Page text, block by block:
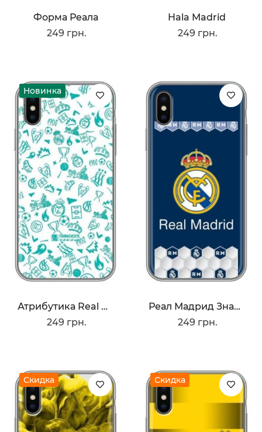
Форма Реала
249 грн.
Hala Madrid
249 грн.
Новинка
Атрибутика Real Madrid
249 грн.
Реал Мадрид Значок
249 грн.
Скидка Скидка